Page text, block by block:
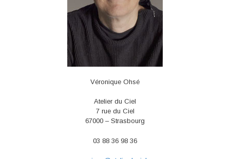
Véronique Ohsé
Atelier du Ciel
7 rue du Ciel
67000 – Strasbourg
03 88 36 98 36